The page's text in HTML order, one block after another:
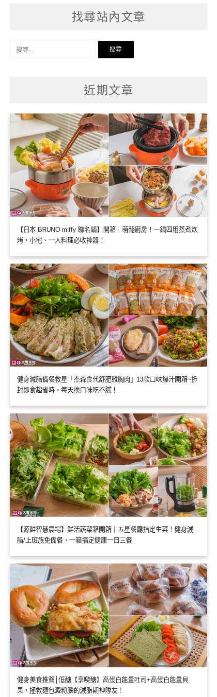
找尋站內文章
近期文章
【日本 BRUNO miffy 聯名鍋】開箱｜萌翻廚房！一鍋四用蒸煮炊
烤，小宅、一人料理必收神器！
健身減脂備餐救星「杰森食代舒肥雞胸肉」13款口味爆汁開箱~拆
封即食超省時，每天換口味吃不膩！
【源鮮智慧農場】鮮活蔬菜箱開箱｜五星餐廳指定生菜！健身減
脂/上班族免備餐，一箱搞定健康一日三餐
健身美食推薦│低醣【享喫醣】高蛋白能量吐司+高蛋白能量貝
果，拯救麵包澱粉腦的減脂期神隊友！